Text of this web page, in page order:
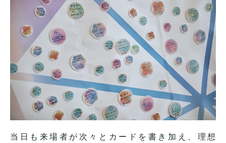
当日も来場者が次々とカードを書き加え、理想